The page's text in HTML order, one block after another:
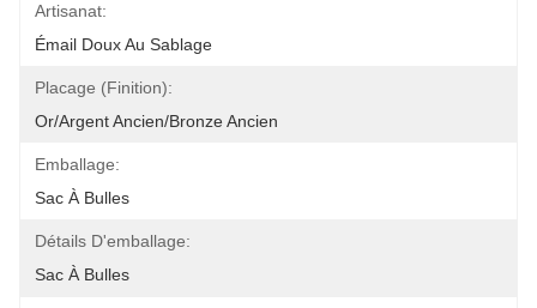
Artisanat:
Émail Doux Au Sablage
Placage (finition):
Or/argent Ancien/bronze Ancien
Emballage:
Sac À Bulles
Détails D'emballage:
Sac À Bulles